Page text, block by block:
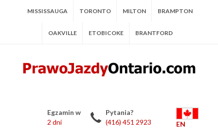
MISSISSAUGA TORONTO MILTON BRAMPTON
OAKVILLE ETOBICOKE BRANTFORD
Egzamin w
2 dni
Pytania?
(416) 451 2923
EN